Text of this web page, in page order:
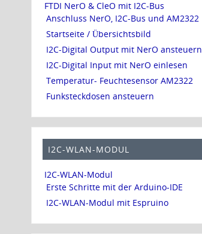
FTDI NerO & CleO mit I2C-Bus
Anschluss NerO, I2C-Bus und AM2322
Startseite / Übersichtsbild
I2C-Digital Output mit NerO ansteuern
I2C-Digital Input mit NerO einlesen
Temperatur- Feuchtesensor AM2322
Funksteckdosen ansteuern
I2C-WLAN-MODUL
I2C-WLAN-Modul
Erste Schritte mit der Arduino-IDE
I2C-WLAN-Modul mit Espruino